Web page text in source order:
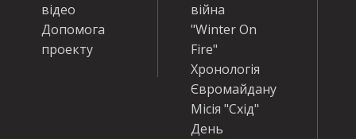
відео
Допомога
проекту
війна
"Winter On
Fire"
Хронологія
Євромайдану
Місія "Схід"
День